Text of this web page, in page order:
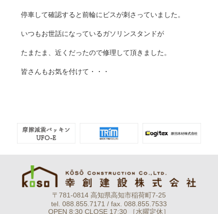
停車して確認すると前輪にビスが刺さっていました。
いつもお世話になっているガソリンスタンドが
たまたま、近くだったので修理して頂きました。
皆さんもお気を付けて・・・
〒781-0814 高知県高知市稲荷町7-25
tel. 088.855.7171 / fax. 088.855.7533
OPEN 8:30 CLOSE 17:30 ［水曜定休］